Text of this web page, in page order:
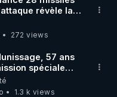
révèle la
Kiev
272 views
57 ans
spéciale
!** 👨 🚀✨
1.3 k views